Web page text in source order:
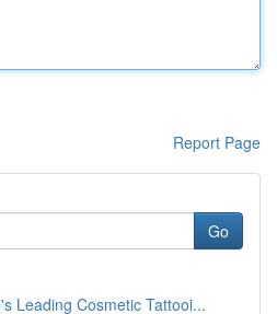
Report Page
Go
Leading Cosmetic Tattooi...